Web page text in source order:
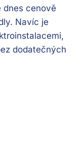
cenově
Navíc je
dodatečných